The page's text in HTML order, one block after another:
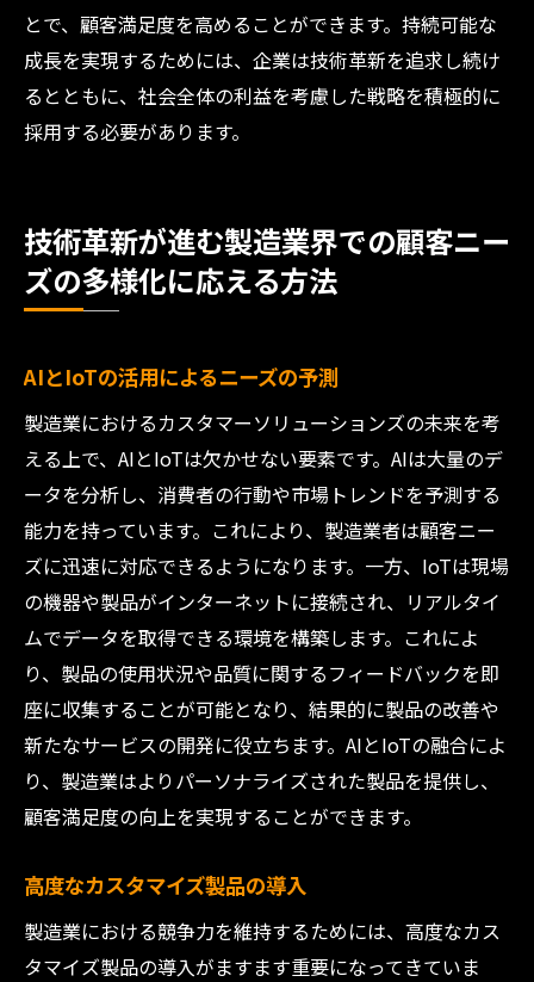
とで、顧客満足度を高めることができます。持続可能な
成長を実現するためには、企業は技術革新を追求し続け
るとともに、社会全体の利益を考慮した戦略を積極的に
採用する必要があります。
技術革新が進む製造業界での顧客ニー
ズの多様化に応える方法
AIとIoTの活用によるニーズの予測
製造業におけるカスタマーソリューションズの未来を考
える上で、AIとIoTは欠かせない要素です。AIは大量のデ
ータを分析し、消費者の行動や市場トレンドを予測する
能力を持っています。これにより、製造業者は顧客ニー
ズに迅速に対応できるようになります。一方、IoTは現場
の機器や製品がインターネットに接続され、リアルタイ
ムでデータを取得できる環境を構築します。これによ
り、製品の使用状況や品質に関するフィードバックを即
座に収集することが可能となり、結果的に製品の改善や
新たなサービスの開発に役立ちます。AIとIoTの融合によ
り、製造業はよりパーソナライズされた製品を提供し、
顧客満足度の向上を実現することができます。
高度なカスタマイズ製品の導入
製造業における競争力を維持するためには、高度なカス
タマイズ製品の導入がますます重要になってきていま